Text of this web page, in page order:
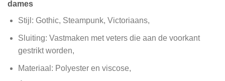
dames
Stijl: Gothic, Steampunk, Victoriaans,
Sluiting: Vastmaken met veters die aan de voorkant
gestrikt worden,
Materiaal: Polyester en viscose,